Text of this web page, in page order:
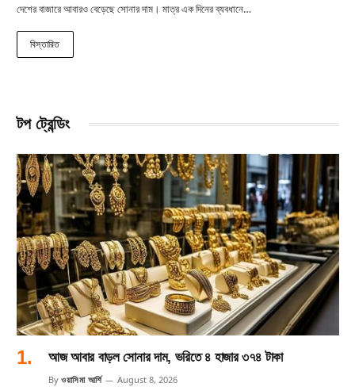
দেশের বাজারে আবারও বেড়েছে সোনার দাম। মাত্র এক দিনের ব্যবধানে…
বিস্তারিত
টপ ট্রেন্ডিং
আজ আবার বাড়ল সোনার দাম, ভরিতে ৪ হাজার ৩৭৪ টাকা
By ওয়াসিমা আর্শি August 8, 2026